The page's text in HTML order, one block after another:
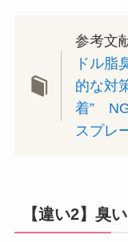
参考文
ドル脂
的な対
着” NG
スプレ
【違い2】臭